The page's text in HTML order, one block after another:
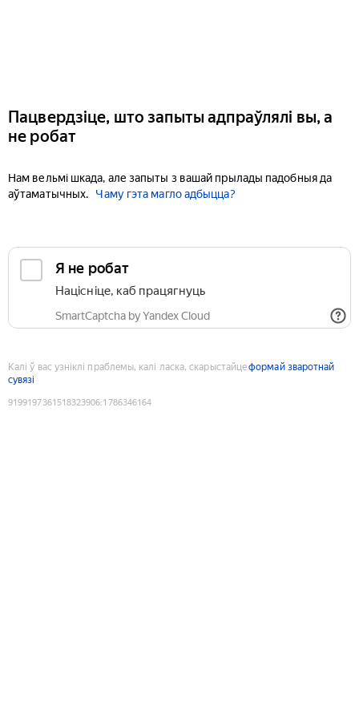
Пацвердзіце, што запыты адпраўлялі вы, а
не робат
Нам вельмі шкада, але запыты з вашай прылады падобныя да
аўтаматычных.
Чаму гэта магло адбыцца?
Я не робат
Націсніце, каб працягнуць
SmartCaptcha by Yandex Cloud
Калі ў вас узніклі праблемы, калі ласка, скарыстайцеформай зваротнай
сувязі
9199197361518323906:1786346164